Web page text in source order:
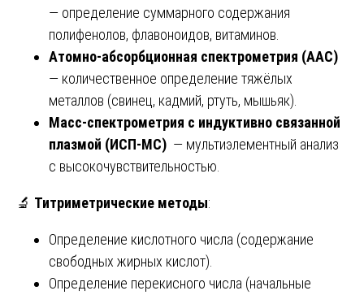
— определение суммарного содержания
полифенолов, флавоноидов, витаминов.
Атомно-абсорбционная спектрометрия (ААС)
— количественное определение тяжёлых
металлов (свинец, кадмий, ртуть, мышьяк).
Масс-спектрометрия с индуктивно связанной
плазмой (ИСП-МС) — мультиэлементный анализ
с высокочувствительностью.
🔬 Титриметрические методы:
Определение кислотного числа (содержание
свободных жирных кислот).
Определение перекисного числа (начальные